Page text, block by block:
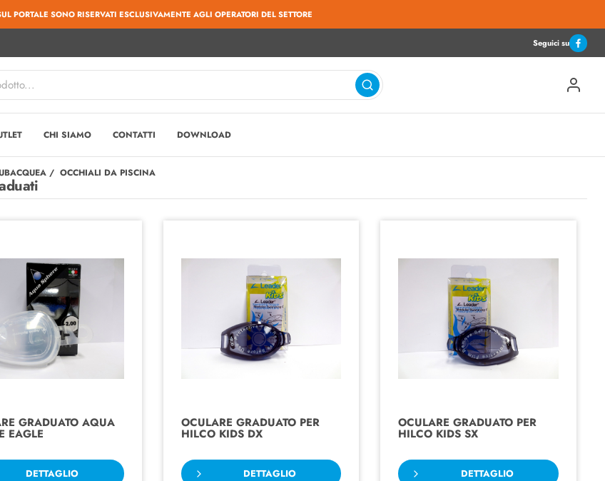
PORTALE SONO RISERVATI ESCLUSIVAMENTE AGLI OPERATORI DEL SETTORE
Seguici su
CHI SIAMO CONTATTI DOWNLOAD
OCCHIALI DA PISCINA
GRADUATO AQUA
EAGLE
DETTAGLIO
OCULARE GRADUATO PER
HILCO KIDS DX
DETTAGLIO
OCULARE GRADUATO PER
HILCO KIDS SX
DETTAGLIO